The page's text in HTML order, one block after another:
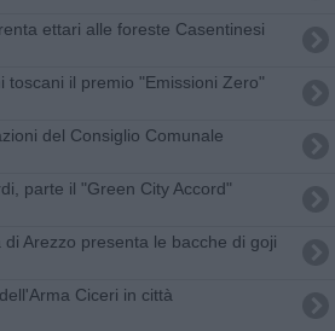
ettari alle foreste Casentinesi
toscani il premio "Emissioni Zero"
del Consiglio Comunale
parte il "Green City Accord"
di Arezzo presenta le bacche di goji
Ciceri in città